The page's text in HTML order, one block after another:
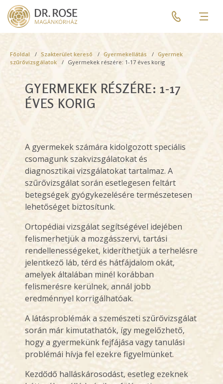
Skip
main
Pre
header
menu
Breadcrumb
Főoldal Szakterület kereső Gyermekellátás
Gyermek
szűrővizsgálatok
Gyermekek részére: 1-17 éves korig
GYERMEKEK RÉSZÉRE: 1-17
ÉVES KORIG
A gyermekek számára kidolgozott speciális
csomagunk szakvizsgálatokat és
diagnosztikai vizsgálatokat tartalmaz. A
szűrővizsgálat során esetlegesen feltárt
betegségek gyógykezelésére természetesen
lehetőséget biztosítunk.
Ortopédiai vizsgálat segítségével idejében
felismerhetjük a mozgásszervi, tartási
rendellenességeket, kideríthetjük a terhelésre
jelentkező láb, térd és hátfájdalom okát,
amelyek általában minél korábban
felismerésre kerülnek, annál jobb
eredménnyel korrigálhatóak.
A látásproblémák a szemészeti szűrővizsgálat
során már kimutathatók, így megelőzhető,
hogy a gyermekünk fejfájása vagy tanulási
problémái hívja fel ezekre figyelmünket.
Kezdődő halláskárosodást, esetleg ezeknek